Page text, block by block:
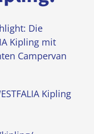
Die
Kipling mit
Campervan
Kipling